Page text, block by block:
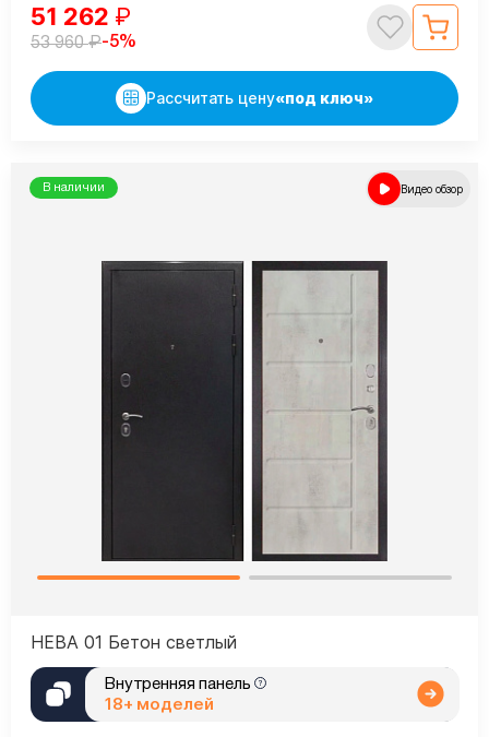
51 262 ₽
53 960₽-5%
Рассчитать цену«под ключ»
В наличии Видео обзор
НЕВА 01 Бетон светлый
Внутренняя панель
18+ моделей